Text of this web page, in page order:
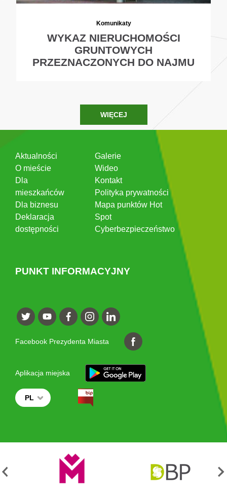
Komunikaty
WYKAZ NIERUCHOMOŚCI
GRUNTOWYCH
PRZEZNACZONYCH DO NAJMU
WIĘCEJ
Aktualności
O mieście
Dla
mieszkańców
Dla biznesu
Deklaracja
dostępności
Galerie
Wideo
Kontakt
Polityka prywatności
Mapa punktów Hot
Spot
Cyberbezpieczeństwo
PUNKT INFORMACYJNY
Facebook Prezydenta Miasta
Aplikacja miejska
PL